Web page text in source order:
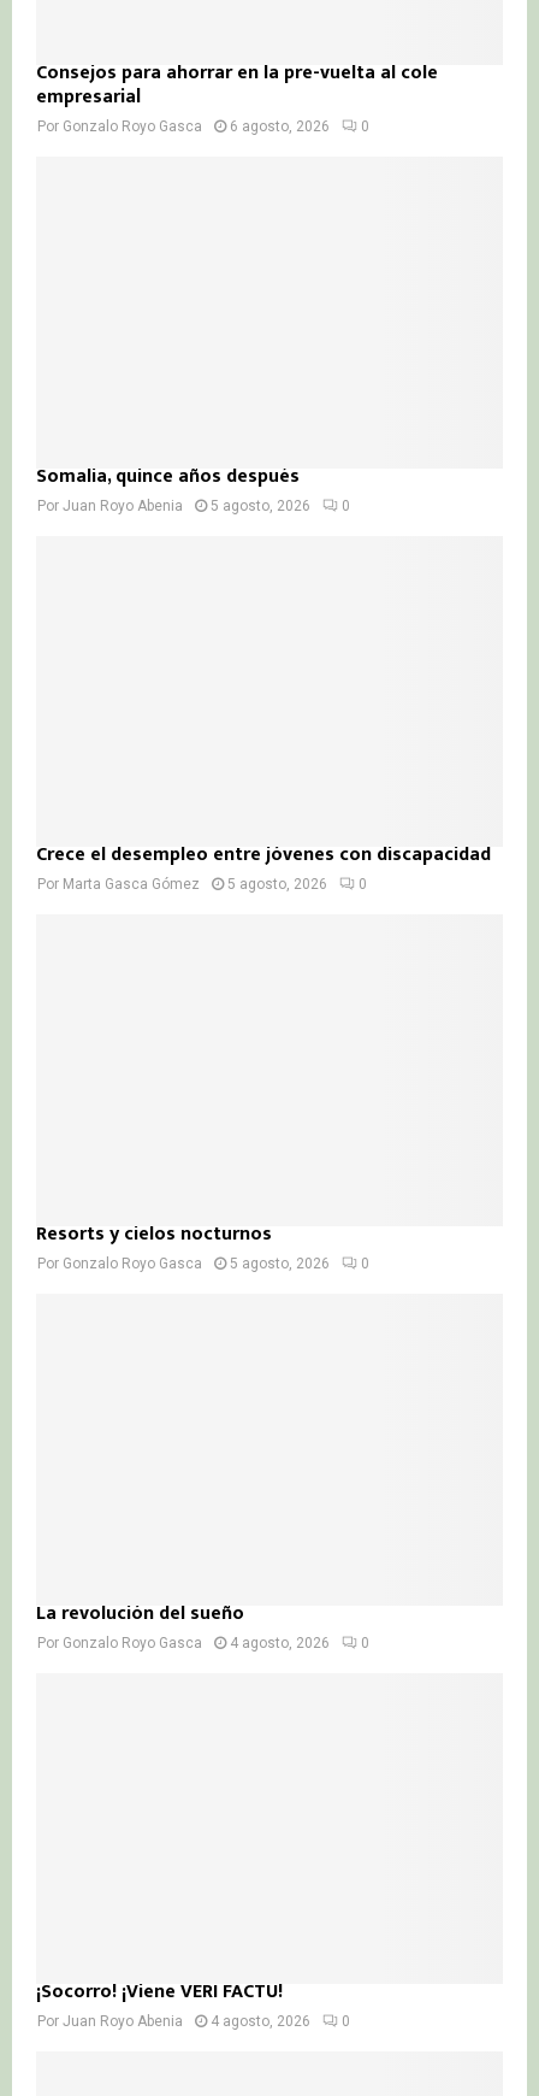
Consejos para ahorrar en la pre-vuelta al cole
empresarial
Por Gonzalo Royo Gasca 6 agosto, 2026 0
Somalia, quince años después
Por Juan Royo Abenia 5 agosto, 2026 0
Crece el desempleo entre jóvenes con discapacidad
Por Marta Gasca Gómez 5 agosto, 2026 0
Resorts y cielos nocturnos
Por Gonzalo Royo Gasca 5 agosto, 2026 0
La revolución del sueño
Por Gonzalo Royo Gasca 4 agosto, 2026 0
¡Socorro! ¡Viene VERI FACTU!
Por Juan Royo Abenia 4 agosto, 2026 0